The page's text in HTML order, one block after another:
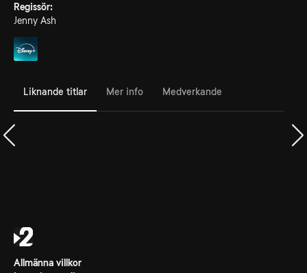
Regissör:
Jenny Ash
Liknande titlar Mer info Medverkande
Allmänna villkor